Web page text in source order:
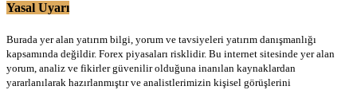
Yasal Uyarı
Burada yer alan yatırım bilgi, yorum ve tavsiyeleri yatırım danışmanlığı
kapsamında değildir. Forex piyasaları risklidir. Bu internet sitesinde yer alan
yorum, analiz ve fikirler güvenilir olduğuna inanılan kaynaklardan
yararlanılarak hazırlanmıştır ve analistlerimizin kişisel görüşlerini